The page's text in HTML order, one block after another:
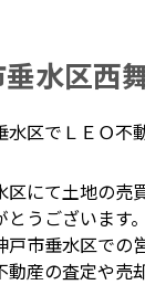
水区西
区にて土地の売
うございます。
戸市垂水区での
動産の査定や売